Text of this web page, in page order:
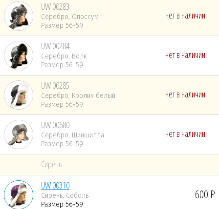
UW 00283
Серебро, Опоссум
Размер 56-59
нет в наличии
UW 00284
Серебро, Волк
Размер 56-59
нет в наличии
UW 00285
Серебро, Кролик белый
Размер 56-59
нет в наличии
UW 00680
Серебро, Шиншилла
Размер 56-59
нет в наличии
Сирень
UW 00310
Сирень, Соболь
Размер 56-59
600